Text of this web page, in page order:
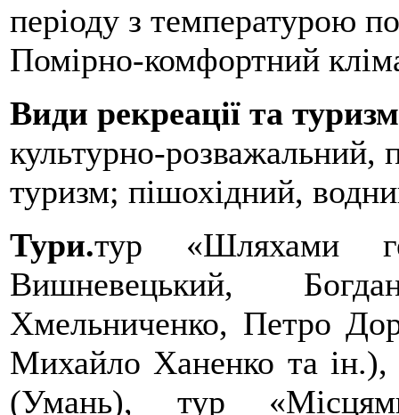
періоду з температурою
Помірно-комфортний
Види рекреації та
культурно-розважальний,
туризм; пішохідний,
Тури.тур «Шляхами
Вишневецький,
Хмельниченко, Петро
Михайло Ханенко та ін.),
(Умань), тур